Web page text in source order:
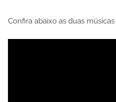
Confira abaixo as duas